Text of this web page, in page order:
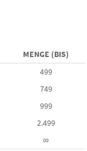
MENGE (BIS)
499
749
999
2.499
∞